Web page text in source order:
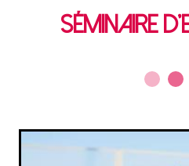
Séminaire